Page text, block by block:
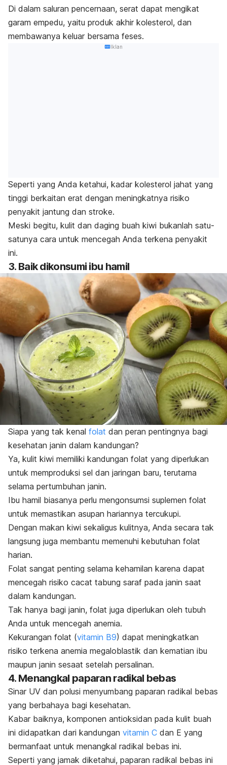
Di dalam saluran pencernaan, serat dapat mengikat
garam empedu, yaitu produk akhir kolesterol, dan
membawanya keluar bersama feses.
Iklan
Seperti yang Anda ketahui, kadar kolesterol jahat yang
tinggi berkaitan erat dengan meningkatnya risiko
penyakit jantung dan stroke.
Meski begitu, kulit dan daging buah kiwi bukanlah satu-
satunya cara untuk mencegah Anda terkena penyakit
ini.
3. Baik dikonsumi ibu hamil
Siapa yang tak kenal folat dan peran pentingnya bagi
kesehatan janin dalam kandungan?
Ya, kulit kiwi memiliki kandungan folat yang diperlukan
untuk memproduksi sel dan jaringan baru, terutama
selama pertumbuhan janin.
Ibu hamil biasanya perlu mengonsumsi suplemen folat
untuk memastikan asupan hariannya tercukupi.
Dengan makan kiwi sekaligus kulitnya, Anda secara tak
langsung juga membantu memenuhi kebutuhan folat
harian.
Folat sangat penting selama kehamilan karena dapat
mencegah risiko cacat tabung saraf pada janin saat
dalam kandungan.
Tak hanya bagi janin, folat juga diperlukan oleh tubuh
Anda untuk mencegah anemia.
Kekurangan folat (vitamin B9) dapat meningkatkan
risiko terkena anemia megaloblastik dan kematian ibu
maupun janin sesaat setelah persalinan.
4. Menangkal paparan radikal bebas
Sinar UV dan polusi menyumbang paparan radikal bebas
yang berbahaya bagi kesehatan.
Kabar baiknya, komponen antioksidan pada kulit buah
ini didapatkan dari kandungan vitamin C dan E yang
bermanfaat untuk menangkal radikal bebas ini.
Seperti yang jamak diketahui, paparan radikal bebas ini